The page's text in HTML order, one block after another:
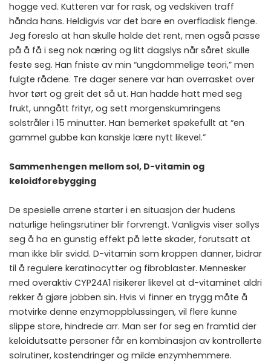
hogge ved. Kutteren var for rask, og vedskiven traff
hånda hans. Heldigvis var det bare en overfladisk flenge.
Jeg foreslo at han skulle holde det rent, men også passe
på å få i seg nok næring og litt dagslys når såret skulle
feste seg. Han fniste av min “ungdommelige teori,” men
fulgte rådene. Tre dager senere var han overrasket over
hvor tørt og greit det så ut. Han hadde hatt med seg
frukt, unngått frityr, og sett morgenskumringens
solstråler i 15 minutter. Han bemerket spøkefullt at “en
gammel gubbe kan kanskje lære nytt likevel.”
Sammenhengen mellom sol, D-vitamin og
keloidforebygging
De spesielle arrene starter i en situasjon der hudens
naturlige helingsrutiner blir forvrengt. Vanligvis viser sollys
seg å ha en gunstig effekt på lette skader, forutsatt at
man ikke blir svidd. D-vitamin som kroppen danner, bidrar
til å regulere keratinocytter og fibroblaster. Mennesker
med overaktiv CYP24A1 risikerer likevel at d-vitaminet aldri
rekker å gjøre jobben sin. Hvis vi finner en trygg måte å
motvirke denne enzymoppblussingen, vil flere kunne
slippe store, hindrede arr. Man ser for seg en framtid der
keloidutsatte personer får en kombinasjon av kontrollerte
solrutiner, kostendringer og milde enzymhemmere.